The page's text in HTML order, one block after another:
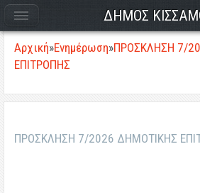
Αρχική»Ενημέρωση»ΠΡΟΣΚΛΗΣΗ 7/
ΕΠΙΤΡΟΠΗΣ
ΠΡΟΣΚΛΗΣΗ 7/2026 ΔΗΜΟΤΙΚΗΣ
ΔΗΜΟΣ